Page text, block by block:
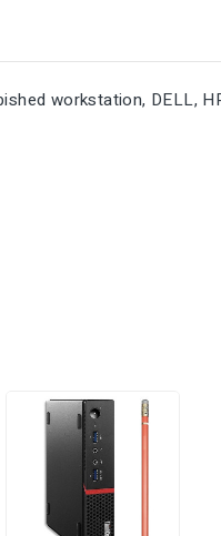
workstation, DELL,